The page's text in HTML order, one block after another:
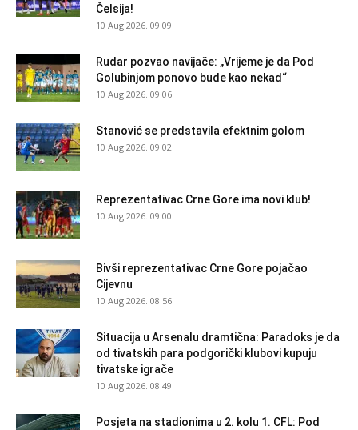
Čelsija!
10 Aug 2026. 09:09
Rudar pozvao navijače: „Vrijeme je da Pod
Golubinjom ponovo bude kao nekad“
10 Aug 2026. 09:06
Stanović se predstavila efektnim golom
10 Aug 2026. 09:02
Reprezentativac Crne Gore ima novi klub!
10 Aug 2026. 09:00
Bivši reprezentativac Crne Gore pojačao
Cijevnu
10 Aug 2026. 08:56
Situacija u Arsenalu dramtična: Paradoks je da
od tivatskih para podgorički klubovi kupuju
tivatske igrače
10 Aug 2026. 08:49
Posjeta na stadionima u 2. kolu 1. CFL: Pod